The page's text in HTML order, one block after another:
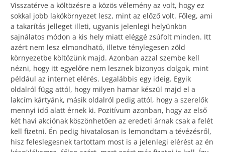
Visszatérve a költözésre a közös vélemény az volt, hogy ez
sokkal jobb lakókörnyezet lesz, mint az előző volt. Főleg, ami
a takarítás jelleget illeti, ugyanis jelenlegi helyünkön
sajnálatos módon a kis hely miatt eléggé zsúfolt minden. Itt
azért nem lesz elmondható, illetve ténylegesen zöld
környezetbe költözünk majd. Azonban azzal szembe kell
nézni, hogy itt egyelőre nem lesznek bizonyos dolgok, mint
például az internet elérés. Legalábbis egy ideig. Egyik
oldalról függ attól, hogy milyen hamar készül majd el a
lakcím kártyánk, másik oldalról pedig attól, hogy a szerelők
mennyi idő alatt érnek ki. Pozitívum azonban, hogy az első
két havi akciónak köszönhetően az eredeti árnak csak a felét
kell fizetni. Én pedig hivatalosan is lemondtam a tévézésről,
hisz feleslegesnek tartottam most is a jelenlegi elérést az én